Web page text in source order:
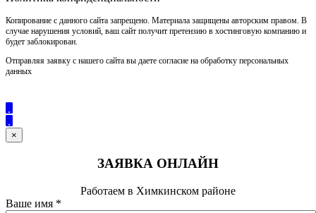
Копирование с данного сайта запрещено. Материала защищены авторским правом. В
случае нарушения условий, ваш сайт получит претензию в хостинговую компанию и
будет заблокирован.
Отправляя заявку с нашего сайта вы даете согласие на обработку персональных
данных
×
ЗАЯВКА ОНЛАЙН
Работаем в Химкинском районе
Ваше имя *